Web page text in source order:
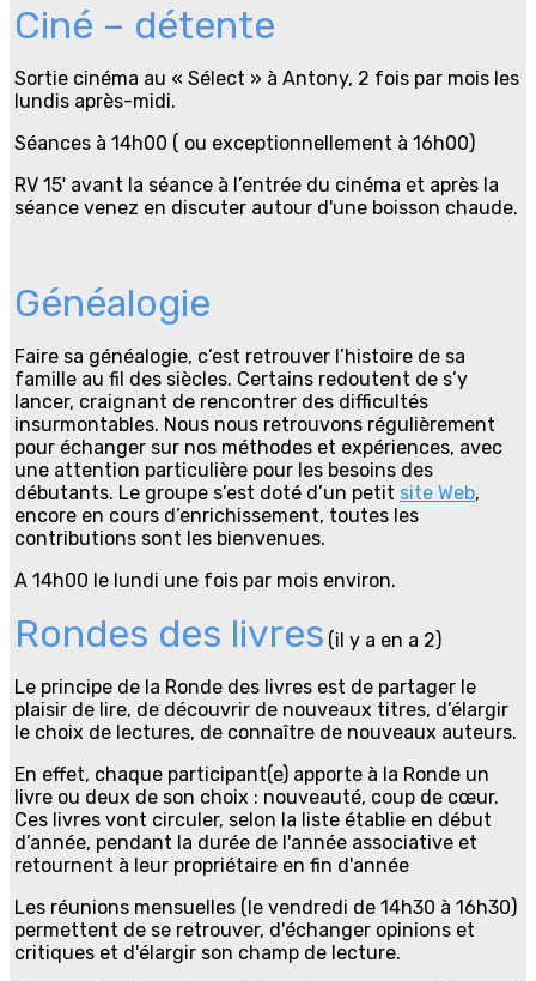
Ciné – détente
Sortie cinéma au « Sélect » à Antony, 2 fois par mois les
lundis après-midi.
Séances à 14h00 ( ou exceptionnellement à 16h00)
RV 15′ avant la séance à l’entrée du cinéma et après la
séance venez en discuter autour d'une boisson chaude.
Généalogie
Faire sa généalogie, c’est retrouver l’histoire de sa
famille au fil des siècles. Certains redoutent de s’y
lancer, craignant de rencontrer des difficultés
insurmontables. Nous nous retrouvons régulièrement
pour échanger sur nos méthodes et expériences, avec
une attention particulière pour les besoins des
débutants. Le groupe s’est doté d’un petit site Web,
encore en cours d’enrichissement, toutes les
contributions sont les bienvenues.
A 14h00 le lundi une fois par mois environ.
Rondes des livres (il y a en a 2)
Le principe de la Ronde des livres est de partager le
plaisir de lire, de découvrir de nouveaux titres, d’élargir
le choix de lectures, de connaître de nouveaux auteurs.
En effet, chaque participant(e) apporte à la Ronde un
livre ou deux de son choix : nouveauté, coup de cœur.
Ces livres vont circuler, selon la liste établie en début
d’année, pendant la durée de l'année associative et
retournent à leur propriétaire en fin d'année
Les réunions mensuelles (le vendredi de 14h30 à 16h30)
permettent de se retrouver, d'échanger opinions et
critiques et d'élargir son champ de lecture.